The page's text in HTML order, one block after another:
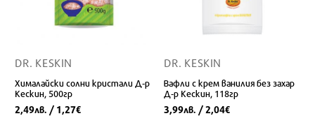
DR. KESKIN
Хималайски солни кристали Д-р
Кескин, 500гр
2,49лв. / 1,27€
DR. KESKIN
Вафли с крем ванилия без захар
Д-р Кескин, 118гр
3,99лв. / 2,04€